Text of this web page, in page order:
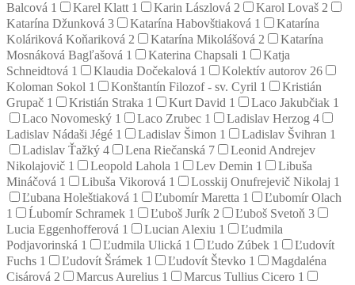
Balcová 1 Karel Klatt 1 Karin Lászlová 2 Karol Lovaš 2
Katarína Džunková 3 Katarína Habovštiaková 1
Katarína
Koláriková Koňariková 2 Katarína Mikolášová 2
Katarína
Mosnáková Bagľašová 1 Katerina Chapsali 1
Katja
Schneidtová 1 Klaudia Dočekalová 1 Kolektív autorov 26
Koloman Sokol 1 Konštantín Filozof - sv. Cyril 1
Kristián
Grupač 1 Kristián Straka 1 Kurt David 1 Laco Jakubčiak 1
Laco Novomeský 1 Laco Zrubec 1 Ladislav Herzog 4
Ladislav Nádaši Jégé 1 Ladislav Šimon 1 Ladislav Švihran 1
Ladislav Ťažký 4 Lena Riečanská 7
Leonid Andrejev
Nikolajovič 1 Leopold Lahola 1 Lev Demin 1
Libuša
Mináčová 1 Libuša Vikorová 1 Losskij Onufrejevič Nikolaj 1
Ľubana Holeštiaková 1 Ľubomír Maretta 1
Ľubomír Olach
1
Ĺubomír Schramek 1 Ľuboš Jurík 2 Ľuboš Svetoň 3
Lucia Eggenhofferová 1 Lucian Alexiu 1
Ľudmila
Podjavorinská 1 Ľudmila Ulická 1 Ľudo Zúbek 1
Ľudovít
Fuchs 1 Ľudovít Šrámek 1 Ľudovít Števko 1
Magdaléna
Cisárová 2 Marcus Aurelius 1 Marcus Tullius Cicero 1